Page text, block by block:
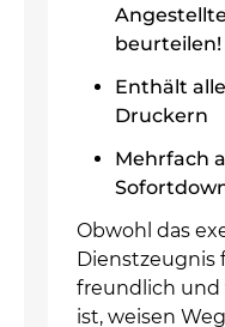
beurteilen!
Enthält
Druckern
Mehrfach
Obwohl das
Dienstzeugnis
freundlich
ist, weisen